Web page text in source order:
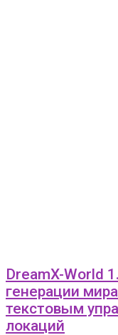
DreamX-World
генерации
текстовым
локаций